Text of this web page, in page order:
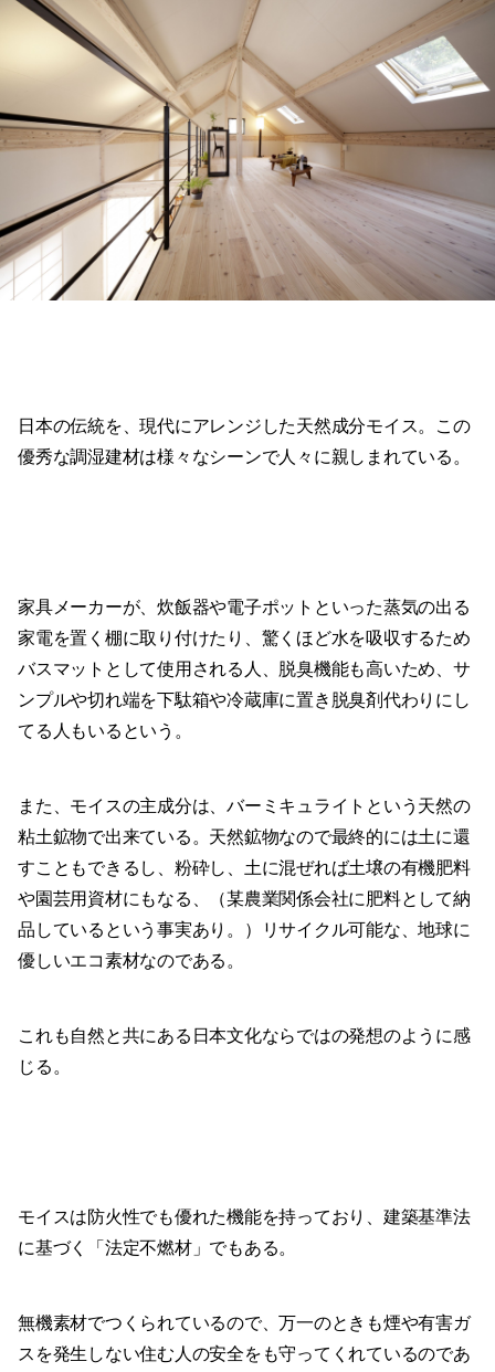
日本の伝統を、現代にアレンジした天然成分モイス。この
優秀な調湿建材は様々なシーンで人々に親しまれている。
家具メーカーが、炊飯器や電子ポットといった蒸気の出る
家電を置く棚に取り付けたり、驚くほど水を吸収するため
バスマットとして使用される人、脱臭機能も高いため、サ
ンプルや切れ端を下駄箱や冷蔵庫に置き脱臭剤代わりにし
てる人もいるという。
また、モイスの主成分は、バーミキュライトという天然の
粘土鉱物で出来ている。天然鉱物なので最終的には土に還
すこともできるし、粉砕し、土に混ぜれば土壌の有機肥料
や園芸用資材にもなる、（某農業関係会社に肥料として納
品しているという事実あり。）リサイクル可能な、地球に
優しいエコ素材なのである。
これも自然と共にある日本文化ならではの発想のように感
じる。
モイスは防火性でも優れた機能を持っており、建築基準法
に基づく「法定不燃材」でもある。
無機素材でつくられているので、万一のときも煙や有害ガ
スを発生しない住む人の安全をも守ってくれているのであ